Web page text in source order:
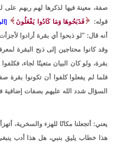
صفة، معينة فيها لذكرها لهم ربهم على
قوله:
فَذَبَحُوهَا وَمَا كَادُوا يَفْعَلُونَ
أنه قال: "لو ذبحوا أي بقرة أرادوا
وقد كانوا محتاجين إلى ذبح البقرة
بقرة، ولو كان البيان متعينًا لجاء،
فلما لم يفعلوا كلفوا أن تكونوا بقرة
السؤال شدد الله عليهم بصفات إضافية
يعني: أتجعلنا مكانًا للهزء والسخرية،
هذا خطاب يليق بنبي، هل هذا أدب